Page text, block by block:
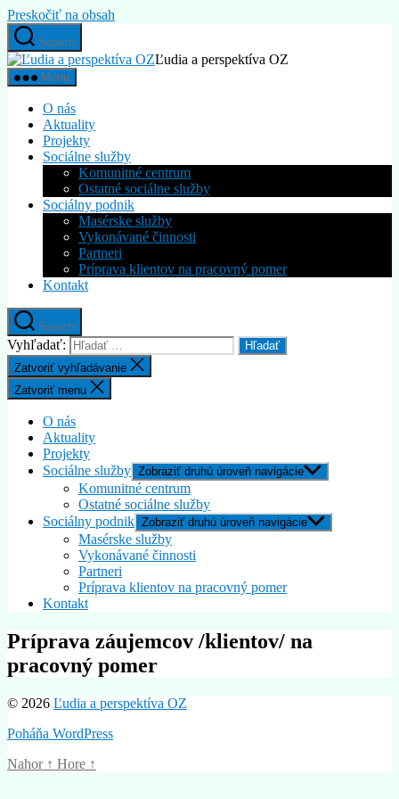
Preskočiť na obsah
Search
Ľudia a perspektíva OZ
Menu
O nás
Aktuality
Projekty
Sociálne služby
Komunitné centrum
Ostatné sociálne služby
Sociálny podnik
Masérske služby
Vykonávané činnosti
Partneri
Príprava klientov na pracovný pomer
Kontakt
Search
Vyhľadať:
Zatvoriť vyhľadávanie
Zatvoriť menu
O nás
Aktuality
Projekty
Sociálne služby Zobraziť druhú úroveň navigácie
Komunitné centrum
Ostatné sociálne služby
Sociálny podnik Zobraziť druhú úroveň navigácie
Masérske služby
Vykonávané činnosti
Partneri
Príprava klientov na pracovný pomer
Kontakt
Príprava záujemcov /klientov/ na
pracovný pomer
© 2026 Ľudia a perspektíva OZ
Poháňa WordPress
Nahor ↑ Hore ↑